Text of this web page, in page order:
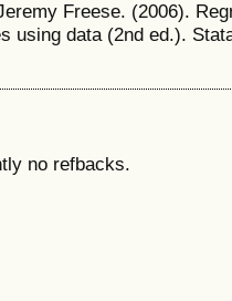
Freese. (2006).
using data (2nd ed.).
no refbacks.